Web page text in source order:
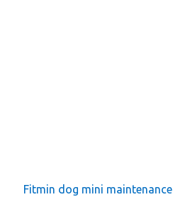
Fitmin dog mini maintenance